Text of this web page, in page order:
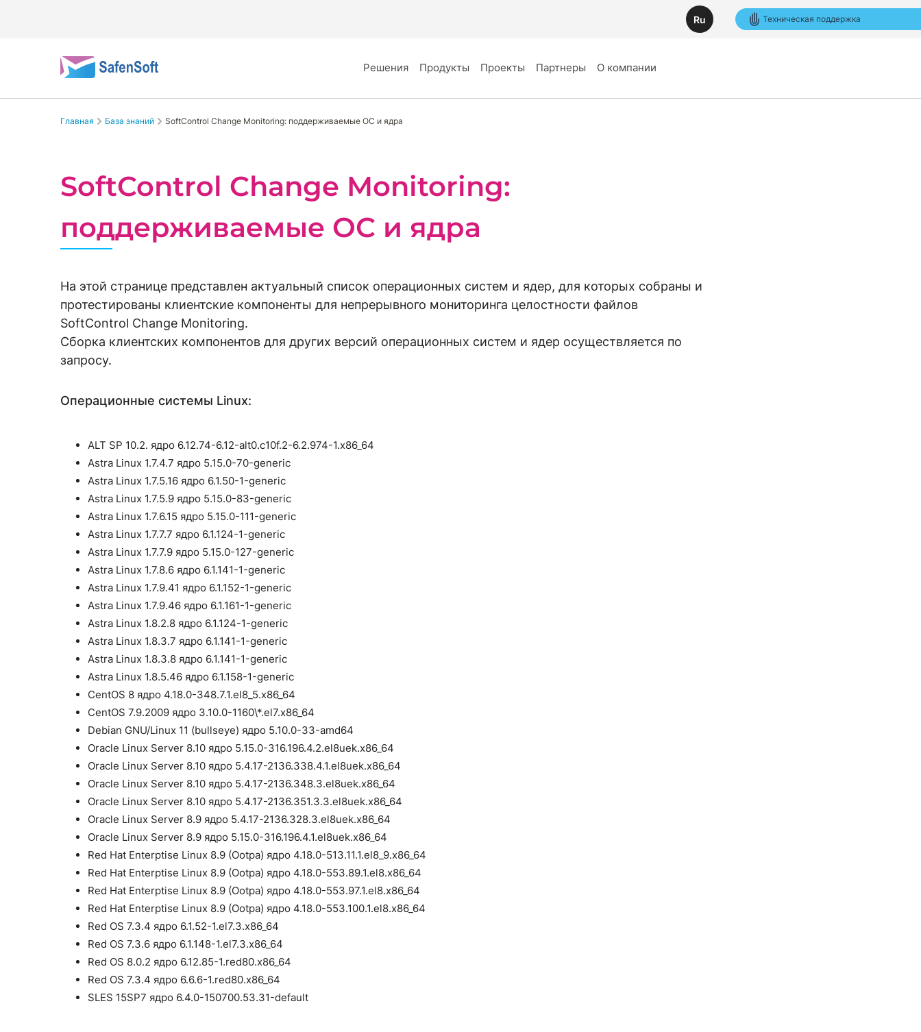
Ru Техническая поддержка
Решения Продукты Проекты Партнеры О компании
Главная База знаний SoftControl Change Monitoring: поддерживаемые ОС и ядра
SoftControl Change Monitoring:
поддерживаемые ОС и ядра
На этой странице представлен актуальный список операционных систем и ядер, для которых собраны и
протестированы клиентские компоненты для непрерывного мониторинга целостности файлов
SoftControl Change Monitoring.
Сборка клиентских компонентов для других версий операционных систем и ядер осуществляется по
запросу.
Операционные системы Linux:
ALT SP 10.2. ядро 6.12.74-6.12-alt0.c10f.2-6.2.974-1.x86_64
Astra Linux 1.7.4.7 ядро 5.15.0-70-generic
Astra Linux 1.7.5.16 ядро 6.1.50-1-generic
Astra Linux 1.7.5.9 ядро 5.15.0-83-generic
Astra Linux 1.7.6.15 ядро 5.15.0-111-generic
Astra Linux 1.7.7.7 ядро 6.1.124-1-generic
Astra Linux 1.7.7.9 ядро 5.15.0-127-generic
Astra Linux 1.7.8.6 ядро 6.1.141-1-generic
Astra Linux 1.7.9.41 ядро 6.1.152-1-generic
Astra Linux 1.7.9.46 ядро 6.1.161-1-generic
Astra Linux 1.8.2.8 ядро 6.1.124-1-generic
Astra Linux 1.8.3.7 ядро 6.1.141-1-generic
Astra Linux 1.8.3.8 ядро 6.1.141-1-generic
Astra Linux 1.8.5.46 ядро 6.1.158-1-generic
CentOS 8 ядро 4.18.0-348.7.1.el8_5.x86_64
CentOS 7.9.2009 ядро 3.10.0-1160\*.el7.x86_64
Debian GNU/Linux 11 (bullseye) ядро 5.10.0-33-amd64
Oracle Linux Server 8.10 ядро 5.15.0-316.196.4.2.el8uek.x86_64
Oracle Linux Server 8.10 ядро 5.4.17-2136.338.4.1.el8uek.x86_64
Oracle Linux Server 8.10 ядро 5.4.17-2136.348.3.el8uek.x86_64
Oracle Linux Server 8.10 ядро 5.4.17-2136.351.3.3.el8uek.x86_64
Oracle Linux Server 8.9 ядро 5.4.17-2136.328.3.el8uek.x86_64
Oracle Linux Server 8.9 ядро 5.15.0-316.196.4.1.el8uek.x86_64
Red Hat Enterptise Linux 8.9 (Ootpa) ядро 4.18.0-513.11.1.el8_9.x86_64
Red Hat Enterptise Linux 8.9 (Ootpa) ядро 4.18.0-553.89.1.el8.x86_64
Red Hat Enterptise Linux 8.9 (Ootpa) ядро 4.18.0-553.97.1.el8.x86_64
Red Hat Enterptise Linux 8.9 (Ootpa) ядро 4.18.0-553.100.1.el8.x86_64
Red OS 7.3.4 ядро 6.1.52-1.el7.3.x86_64
Red OS 7.3.6 ядро 6.1.148-1.el7.3.x86_64
Red OS 8.0.2 ядро 6.12.85-1.red80.x86_64
Red OS 7.3.4 ядро 6.6.6-1.red80.x86_64
SLES 15SP7 ядро 6.4.0-150700.53.31-default